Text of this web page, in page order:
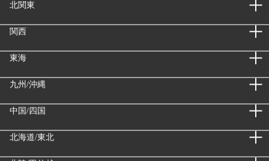
北関東
関西
東海
九州/沖縄
中国/四国
北海道/東北